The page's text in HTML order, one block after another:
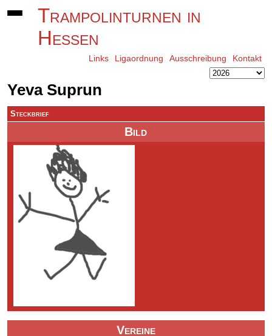
Trampolinturnen in
Hessen
Links Ligaordnung Ausschreibung Kontakt
Yeva Suprun
Bild
Vereine
Steckbrief